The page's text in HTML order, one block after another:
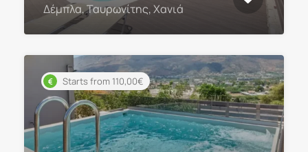
Δέμπλα, Ταυρωνίτης, Χανιά
Starts from 110,00€